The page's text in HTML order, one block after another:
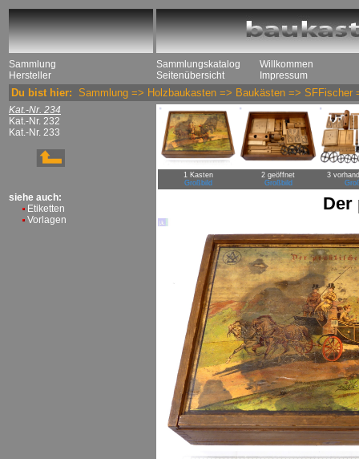
Sammlung
Hersteller
Sammlungskatalog
Seitenübersicht
Willkommen
Impressum
Du bist hier: Sammlung => Holzbaukasten => Baukästen => SFFischer
Kat.-Nr. 234
Kat.-Nr. 232
Kat.-Nr. 233
siehe auch:
Etiketten
Vorlagen
1 Kasten
Großbild
2 geöffnet
Großbild
3
Der